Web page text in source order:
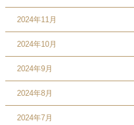
2024年11月
2024年10月
2024年9月
2024年8月
2024年7月